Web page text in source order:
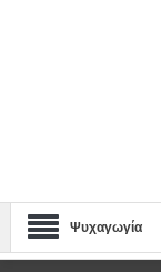
Ψυχαγωγία